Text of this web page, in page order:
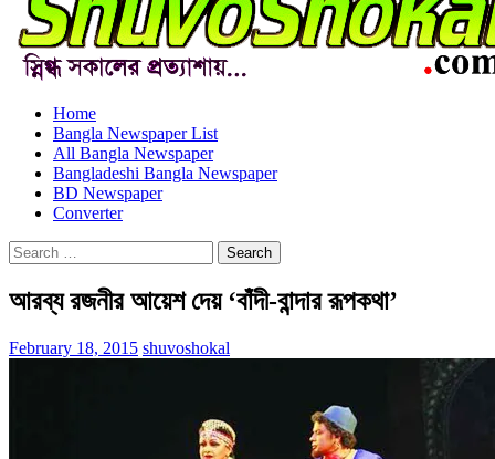
Home
Bangla Newspaper List
All Bangla Newspaper
Bangladeshi Bangla Newspaper
BD Newspaper
Converter
Search
for:
আরব্য রজনীর আয়েশ দেয় ‘বাঁদী-বান্দার রূপকথা’
February 18, 2015 shuvoshokal